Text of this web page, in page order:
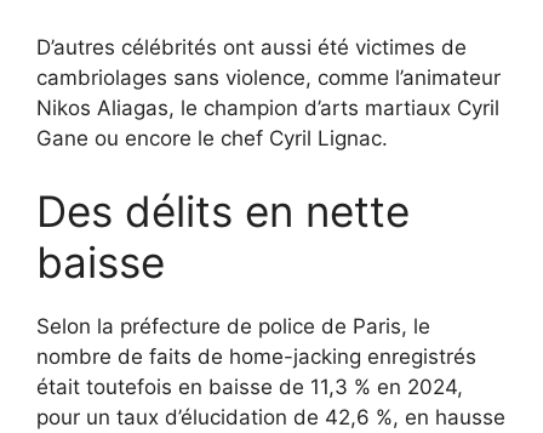
D’autres célébrités ont aussi été victimes de
cambriolages sans violence, comme l’animateur
Nikos Aliagas, le champion d’arts martiaux Cyril
Gane ou encore le chef Cyril Lignac.
Des délits en nette
baisse
Selon la préfecture de police de Paris, le
nombre de faits de home-jacking enregistrés
était toutefois en baisse de 11,3 % en 2024,
pour un taux d’élucidation de 42,6 %, en hausse